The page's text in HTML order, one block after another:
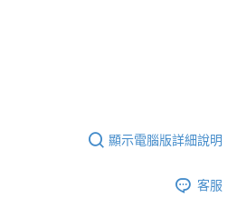
覽以下網址：
定代理人或監護人之同意方可使用
申辦者引起之損失，本公司不負相關責
，將依據個別帳號之用戶狀況，依本公司即
用他人資訊註冊。若發現惡意使用之情形，
查看運費
顯示電腦版詳細說明
客服